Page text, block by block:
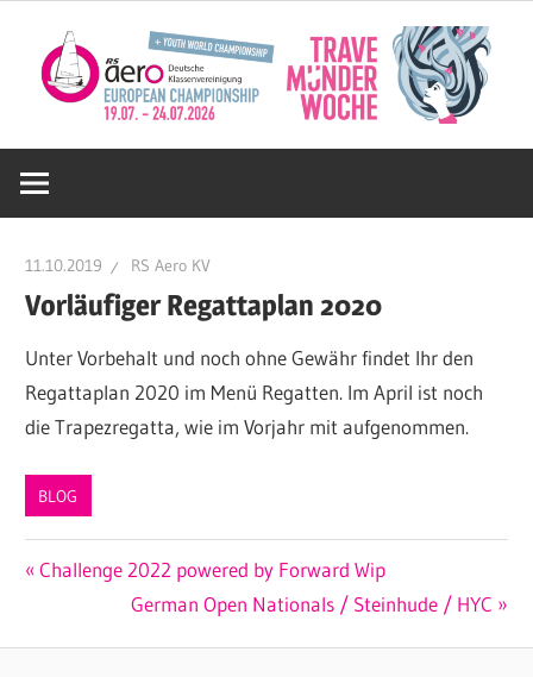
Inhalt
springen
Deutsche
RS
Aero
KV
11.10.2019 RS Aero KV
Vorläufiger Regattaplan 2020
Unter Vorbehalt und noch ohne Gewähr findet Ihr den
Regattaplan 2020 im Menü Regatten. Im April ist noch
die Trapezregatta, wie im Vorjahr mit aufgenommen.
BLOG
Beitragsnavigation
Vorheriger
Challenge 2022 powered by Forward Wip
Nächster
German Open Nationals / Steinhude / HYC